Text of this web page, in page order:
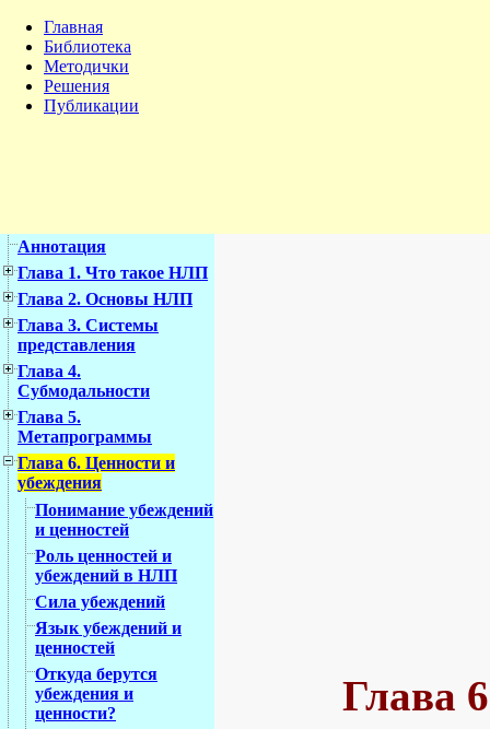
Главная
Библиотека
Методички
Решения
Публикации
Аннотация
Глава 1. Что такое НЛП
Глава 2. Основы НЛП
Глава 3. Системы
представления
Глава 4.
Субмодальности
Глава 5.
Метапрограммы
Глава 6. Ценности и
убеждения
Понимание убеждений
и ценностей
Роль ценностей и
убеждений в НЛП
Сила убеждений
Язык убеждений и
ценностей
Откуда берутся
убеждения и
ценности?
Глава